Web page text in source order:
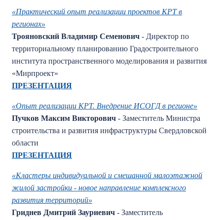
«Практический опыт реализации проектов КРТ в
регионах»
Трояновский Владимир Семенович - Директор по
территориальному планированию Градостроительного
института пространственного моделирования и развития
«Мирпроект»
ПРЕЗЕНТАЦИЯ
«Опыт реализации КРТ. Внедрение ИСОГД в регионе»
Пучков Максим Викторович - Заместитель Министра
строительства и развития инфраструктуры Свердловской
области
ПРЕЗЕНТАЦИЯ
«Кластеры индивидуальной и смешанной малоэтажной
жилой застройки - новое направление комплексного
развития территорий»
Гриднев Дмитрий Зауриевич - Заместитель